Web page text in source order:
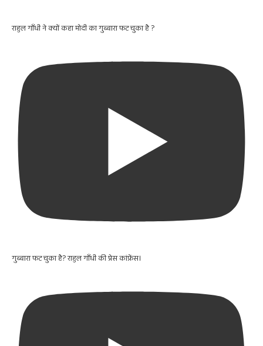
राहुल गाँधी ने क्यों कहा मोदी का गुब्बारा फट चुका है ?
गुब्बारा फट चुका है? राहुल गाँधी की प्रेस कांफ्रेंस।